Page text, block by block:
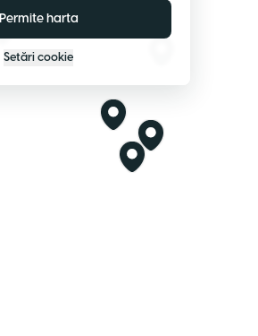
Permite harta
Setări cookie